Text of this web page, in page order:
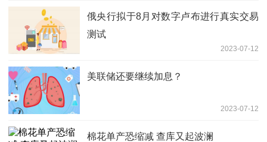
俄央行拟于8月对数字卢布进行真实交易
测试
2023-07-12
美联储还要继续加息？
2023-07-12
棉花单产恐缩减 查库又起波澜